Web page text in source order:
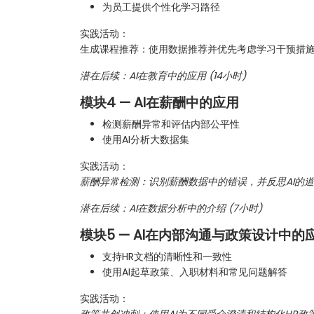
为员工提供个性化学习路径
实践活动：
生成课程推荐：使用数据推荐并优先考虑学习干预措施
潜在后续：AI在教育中的应用 (14小时)
模块4 — AI在薪酬中的应用
检测薪酬异常和评估内部公平性
使用AI分析大数据集
实践活动：
薪酬异常检测：识别薪酬数据中的错误，并反思AI的道
潜在后续：AI在数据分析中的介绍 (7小时)
模块5 — AI在内部沟通与政策设计中的
支持HR文档的清晰性和一致性
使用AI起草政策、入职材料和常见问题解答
实践活动：